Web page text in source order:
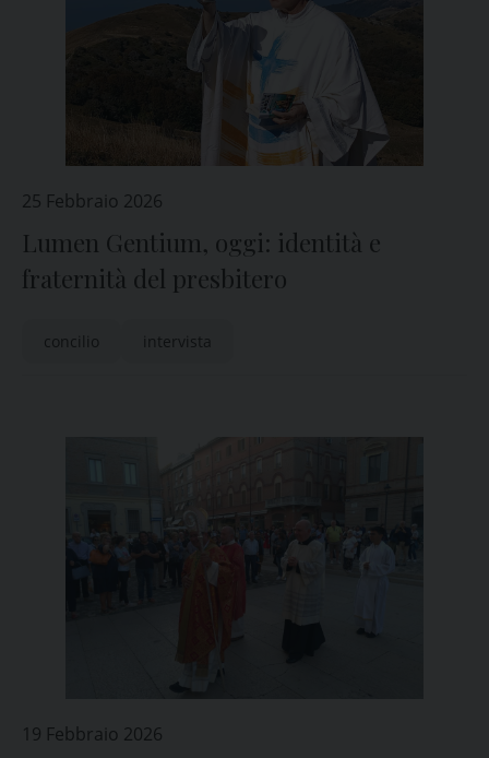
25 Febbraio 2026
Lumen Gentium, oggi: identità e
fraternità del presbitero
concilio intervista
19 Febbraio 2026